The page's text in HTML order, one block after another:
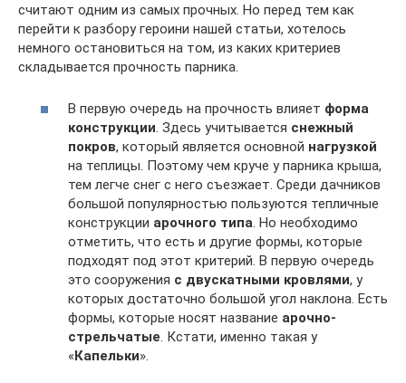
считают одним из самых прочных. Но перед тем как
перейти к разбору героини нашей статьи, хотелось
немного остановиться на том, из каких критериев
складывается прочность парника.
В первую очередь на прочность влияет форма
конструкции. Здесь учитывается снежный
покров, который является основной нагрузкой
на теплицы. Поэтому чем круче у парника крыша,
тем легче снег с него съезжает. Среди дачников
большой популярностью пользуются тепличные
конструкции арочного типа. Но необходимо
отметить, что есть и другие формы, которые
подходят под этот критерий. В первую очередь
это сооружения с двускатными кровлями, у
которых достаточно большой угол наклона. Есть
формы, которые носят название арочно-
стрельчатые. Кстати, именно такая у
«Капельки».